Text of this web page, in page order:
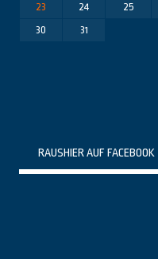
23
24 25
30
31
RAUSHIER AUF FACEBOOK